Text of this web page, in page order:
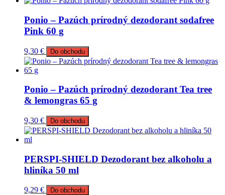
Ponio – Pazúch prírodný dezodorant sodafree
Pink 60 g
9,30 € Do obchodu
Ponio – Pazúch prírodný dezodorant Tea tree
& lemongras 65 g
9,30 € Do obchodu
PERSPI-SHIELD Dezodorant bez alkoholu a
hliníka 50 ml
9,29 € Do obchodu